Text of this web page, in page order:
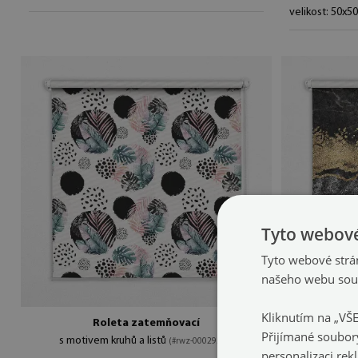
velikost:
Roleta zatemňovací
s motivem kruhů a listů (#rwz-00029587)
v
Tyto
Tyto webové
našeho webu
Kliknutím na
Přijímané